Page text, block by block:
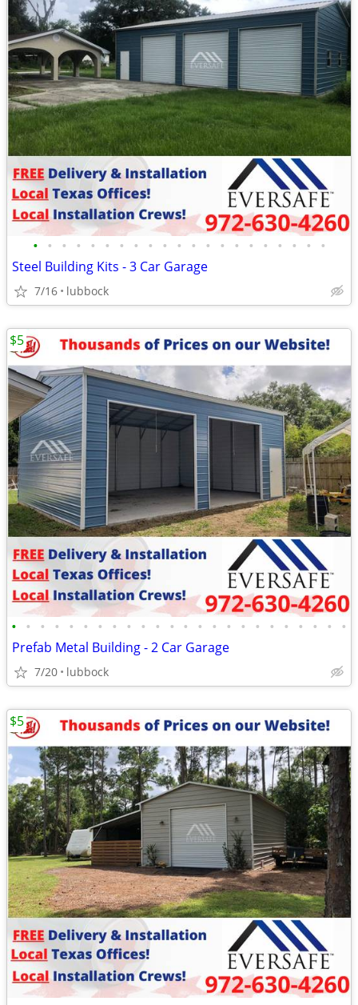
• • • • • • • • • • • • • • • • • • • • •
Steel Building Kits - 3 Car Garage
7/16 lubbock
• • • • • • • • • • • • • • • • • • • • • • • •
Prefab Metal Building - 2 Car Garage
7/20 lubbock
$5
$5